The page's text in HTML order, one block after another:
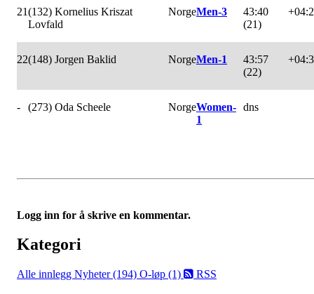
21(132) Kornelius Kriszat
Lovfald
NorgeMen-3
43:40
(21)
22(148) Jorgen Baklid NorgeMen-1
43:57
(22)
- (273) Oda Scheele NorgeWomen-
1
dns
Logg inn for å skrive en kommentar.
Kategori
Alle innlegg Nyheter (194) O-løp (1) RSS